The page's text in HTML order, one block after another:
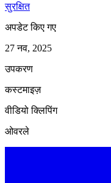
सुरक्षित
अपडेट किए गए
27 नव, 2025
उपकरण
कस्टमाइज़
वीडियो क्लिपिंग
ओवरले